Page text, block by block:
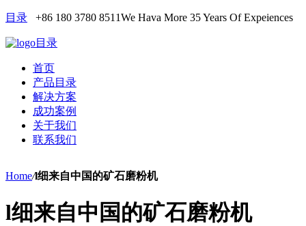
目录 +86 180 3780 8511We Hava More 35 Years Of Expeiences
目录
首页
产品目录
解决方案
成功案例
关于我们
联系我们
Home/l细来自中国的矿石磨粉机
l细来自中国的矿石磨粉机